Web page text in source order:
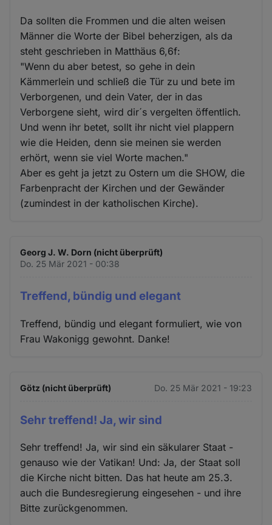
Da sollten die Frommen und die alten weisen
Männer die Worte der Bibel beherzigen, als da
steht geschrieben in Matthäus 6,6f:
"Wenn du aber betest, so gehe in dein
Kämmerlein und schließ die Tür zu und bete im
Verborgenen, und dein Vater, der in das
Verborgene sieht, wird dir´s vergelten öffentlich.
Und wenn ihr betet, sollt ihr nicht viel plappern
wie die Heiden, denn sie meinen sie werden
erhört, wenn sie viel Worte machen."
Aber es geht ja jetzt zu Ostern um die SHOW, die
Farbenpracht der Kirchen und der Gewänder
(zumindest in der katholischen Kirche).
Georg J. W. Dorn (nicht überprüft)
Do. 25 Mär 2021 - 00:38
Treffend, bündig und elegant
Treffend, bündig und elegant formuliert, wie von
Frau Wakonigg gewohnt. Danke!
Götz (nicht überprüft) Do. 25 Mär 2021 - 19:23
Sehr treffend! Ja, wir sind
Sehr treffend! Ja, wir sind ein säkularer Staat -
genauso wie der Vatikan! Und: Ja, der Staat soll
die Kirche nicht bitten. Das hat heute am 25.3.
auch die Bundesregierung eingesehen - und ihre
Bitte zurückgenommen.